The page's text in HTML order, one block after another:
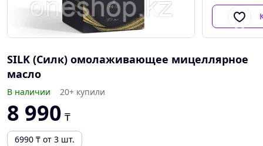
SILK (Силк) омолаживающее мицеллярное
масло
В наличии 20+ купили
8 990 ₸
6990 ₸ от 3 шт.